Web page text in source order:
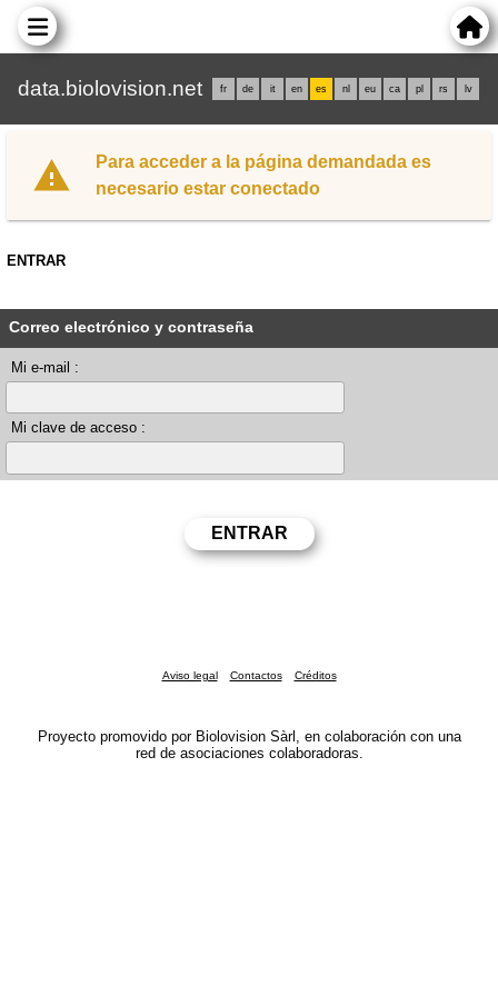
data.biolovision.net fr de it en es nl eu ca pl rs lv
Para acceder a la página demandada es
necesario estar conectado
ENTRAR
Correo electrónico y contraseña
Mi e-mail :
Mi clave de acceso :
Aviso legal Contactos Créditos
Proyecto promovido por Biolovision Sàrl, en colaboración con una
red de asociaciones colaboradoras.